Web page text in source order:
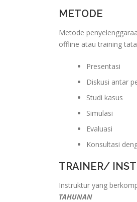
METODE
Metode
offline atau training
Presentasi
Diskusi antar
Studi kasus
Simulasi
Evaluasi
Konsultasi
TRAINER/
Instruktur yang
TAHUNAN